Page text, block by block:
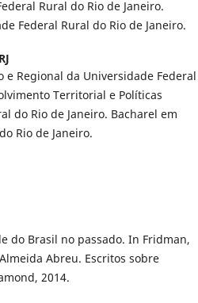
Rural do Rio de Janeiro.
Federal Rural do Rio de Janeiro.
Regional da Universidade Federal
Territorial e Políticas
do Rio de Janeiro. Bacharel em
Rio de Janeiro.
do Brasil no passado. In Fridman,
Abreu. Escritos sobre
2014.